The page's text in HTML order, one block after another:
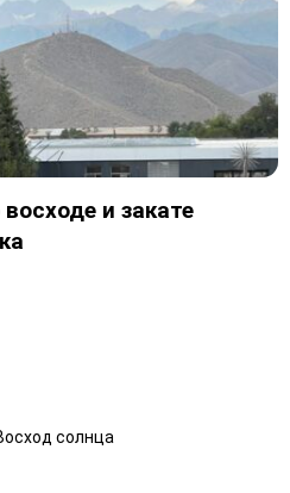
и закате
солнца